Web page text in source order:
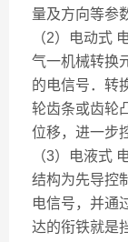
量及方向等参
（2）电动式
气一机械转换
的电信号．转
轮齿条或齿轮
位移，进一步
（3）电液式
结构为先导控
电信号，并通
达的衔铁就是